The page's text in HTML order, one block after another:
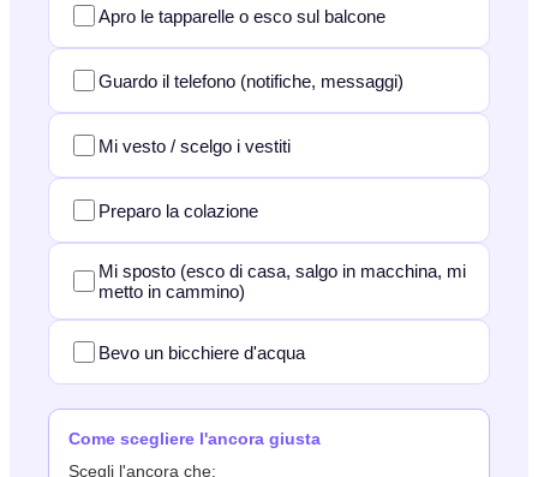
Apro le tapparelle o esco sul balcone
Guardo il telefono (notifiche, messaggi)
Mi vesto / scelgo i vestiti
Preparo la colazione
Mi sposto (esco di casa, salgo in macchina, mi
metto in cammino)
Bevo un bicchiere d'acqua
Come scegliere l'ancora giusta
Scegli l'ancora che: